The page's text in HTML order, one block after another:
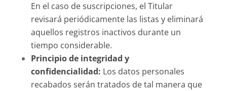
En el caso de suscripciones, el Titular
revisará periódicamente las listas y eliminará
aquellos registros inactivos durante un
tiempo considerable.
Principio de integridad y
confidencialidad: Los datos personales
recabados serán tratados de tal manera que